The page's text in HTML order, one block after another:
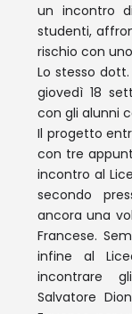
un incontro
studenti,
rischio con
Lo stesso
giovedì 18
con gli alunni
Il progetto
con tre
incontro al
secondo
ancora una
Francese.
infine al
incontrare
Salvatore